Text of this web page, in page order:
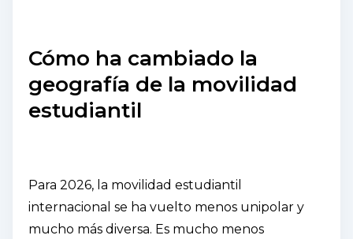
Cómo ha cambiado la
geografía de la movilidad
estudiantil
Para 2026, la movilidad estudiantil
internacional se ha vuelto menos unipolar y
mucho más diversa. Es mucho menos